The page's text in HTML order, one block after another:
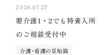
2026.07.27
要介護1・2でも特養入所
のご相談受付中
介護･看護の豆知識